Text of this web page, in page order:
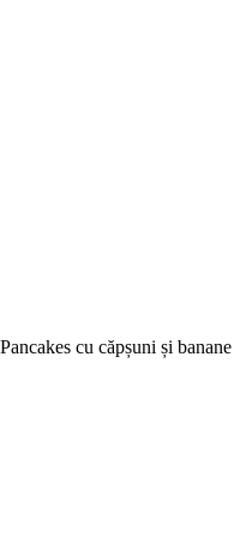
Pancakes cu căpșuni și banane